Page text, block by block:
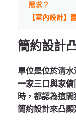
需求？
【室內設計】
簡約設計
單位是位於清
一家三口與家
時，都認為這
簡約設計來凸顯